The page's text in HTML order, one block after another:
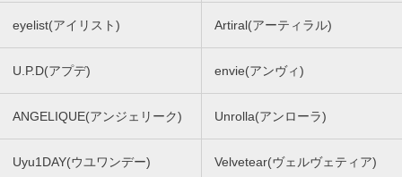
eyelist(アイリスト) Artiral(アーティラル)
U.P.D(アプデ) envie(アンヴィ)
ANGELIQUE(アンジェリーク) Unrolla(アンローラ)
Uyu1DAY(ウユワンデー) Velvetear(ヴェルヴェティア)